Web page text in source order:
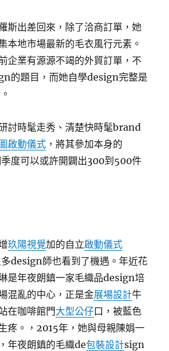
斯出差回來，除了洽商訂單，她
本地市場最新的毛衣風行元素。
企業有源源不竭的外貿訂單，不
的題目，而她自學design完整是
討時髦走秀、清楚快時髦brand
啟動儀式 ，將其參加本身的
度可以或許開闢出300到500件
玖陽視覺加的自立啟動儀式
design師也看到了機遇。年近花
是年夜朗鎮一家毛織品design培
混亂的中心，正是金展場設計牛
在咖啡館門大型公仔口，被藍色
疼。，2015年，她與母親陳娟一
年夜朗鎮的毛織de包裝設計sign